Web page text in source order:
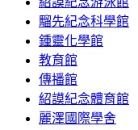
騮先紀念科學館
鍾靈化學館
教育館
傳播館
紹謨紀念體育館
麗澤國際學舍